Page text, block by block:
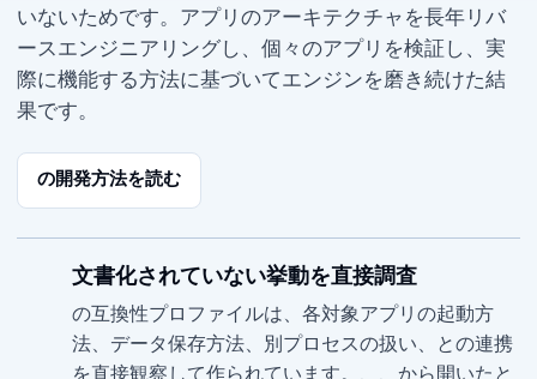
いないためです。macOS アプリのアーキテクチャを長年リバ
ースエンジニアリングし、個々のアプリを検証し、実
際に機能する方法に基づいてエンジンを磨き続けた結
果です。
Parall の開発方法を読む
文書化されていない挙動を直接調査
Parall の互換性プロファイルは、各対象アプリの起動方
法、データ保存方法、別プロセスの扱い、Dock との連携